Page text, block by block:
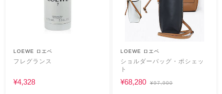
LOEWE ロエベ
フレグランス
¥4,328
LOEWE ロエベ
ショルダーバッグ・ポシェッ
ト
¥68,280 ¥97,900